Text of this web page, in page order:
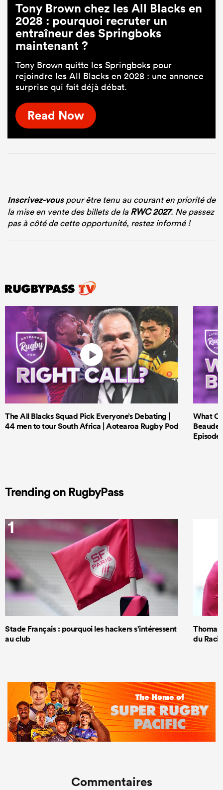
Tony Brown chez les All Blacks en
2028 : pourquoi recruter un
entraîneur des Springboks
maintenant ?
Tony Brown quitte les Springboks pour
rejoindre les All Blacks en 2028 : une annonce
surprise qui fait déjà débat.
Read Now
Inscrivez-vouspour être tenu au courant en priorité de
la mise en vente des billets de laRWC 2027. Ne passez
pas à côté de cette opportunité, restez informé !
The All Blacks Squad Pick Everyone’s Debating |
44 men to tour South Africa | Aotearoa Rugby Pod
What
Episode
Trending on RugbyPass
1
Stade Français : pourquoi les hackers s’intéressent
au club
Thomas
du
Commentaires